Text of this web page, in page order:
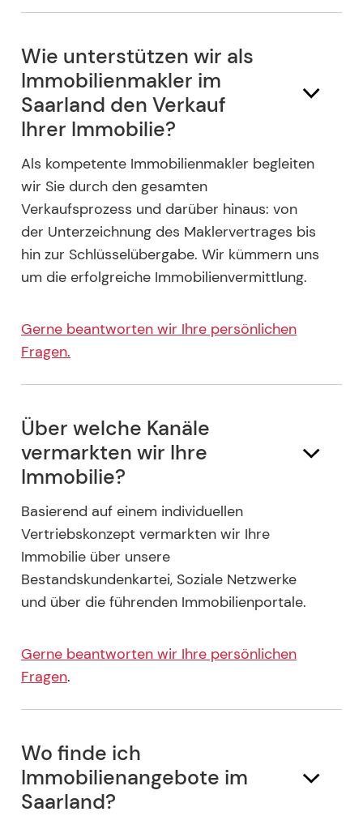
Wie unterstützen wir als
Immobilienmakler im
Saarland den Verkauf
Ihrer Immobilie?
Als kompetente Immobilienmakler begleiten
wir Sie durch den gesamten
Verkaufsprozess und darüber hinaus: von
der Unterzeichnung des Maklervertrages bis
hin zur Schlüsselübergabe. Wir kümmern uns
um die erfolgreiche Immobilienvermittlung.
Gerne beantworten wir Ihre persönlichen
Fragen.
Über welche Kanäle
vermarkten wir Ihre
Immobilie?
Basierend auf einem individuellen
Vertriebskonzept vermarkten wir Ihre
Immobilie über unsere
Bestandskundenkartei, Soziale Netzwerke
und über die führenden Immobilienportale.
Gerne beantworten wir Ihre persönlichen
Fragen.
Wo finde ich
Immobilienangebote im
Saarland?